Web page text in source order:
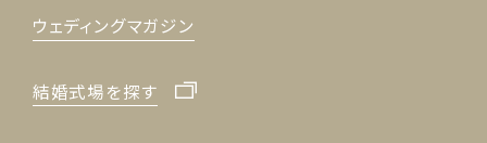
ウェディングマガジン
結婚式場を探す